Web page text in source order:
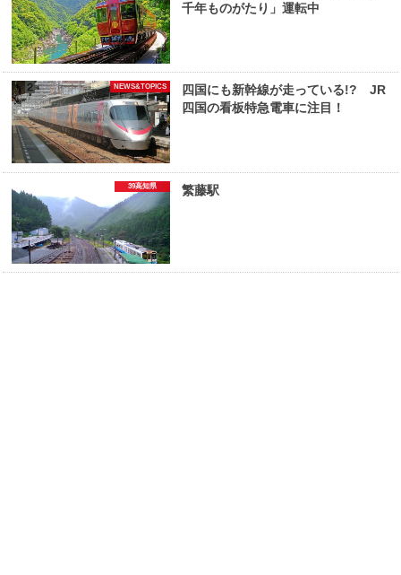
千年ものがたり」運転中
NEWS&TOPICS
四国にも新幹線が走っている!? JR
四国の看板特急電車に注目！
39高知県 繁藤駅